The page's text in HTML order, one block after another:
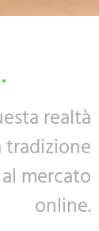
realtà
mercato
online.